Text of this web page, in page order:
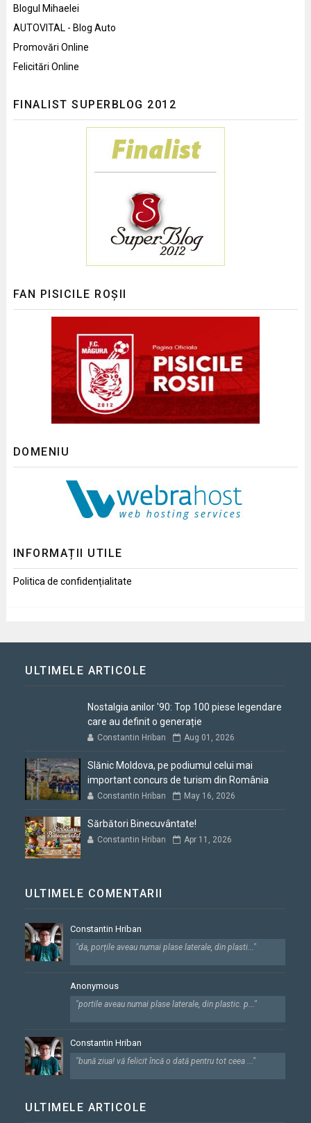
Blogul Mihaelei
AUTOVITAL - Blog Auto
Promovări Online
Felicitări Online
FINALIST SUPERBLOG 2012
FAN PISICILE ROȘII
DOMENIU
INFORMAȚII UTILE
Politica de confidențialitate
ULTIMELE ARTICOLE
Nostalgia anilor '90: Top 100 piese legendare
care au definit o generație
Constantin Hriban Aug 01, 2026
Slănic Moldova, pe podiumul celui mai
important concurs de turism din România
Constantin Hriban May 16, 2026
Sărbători Binecuvântate!
Constantin Hriban Apr 11, 2026
ULTIMELE COMENTARII
Constantin Hriban
"da, porțile aveau numai plase laterale, din plasti..."
Anonymous
"portile aveau numai plase laterale, din plastic. p..."
Constantin Hriban
"bună ziua! vă felicit încă o dată pentru tot ceea ..."
ULTIMELE ARTICOLE